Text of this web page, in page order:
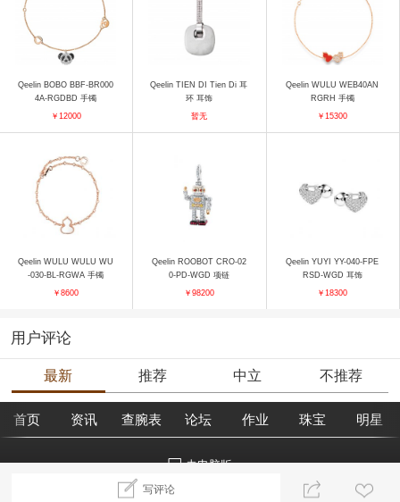
Qeelin BOBO BBF-BR000
4A-RGDBD 手镯
￥12000
Qeelin TIEN DI Tien Di 耳
环 耳饰
暂无
Qeelin WULU WEB40AN
RGRH 手镯
￥15300
Qeelin WULU WULU WU
-030-BL-RGWA 手镯
￥8600
Qeelin ROOBOT CRO-02
0-PD-WGD 项链
￥98200
Qeelin YUYI YY-040-FPE
RSD-WGD 耳饰
￥18300
用户评论
最新 推荐 中立 不推荐
写评论
首页 资讯 查腕表 论坛 作业 珠宝 明星
去电脑版
©2018腕表之家 m.xbiao.com